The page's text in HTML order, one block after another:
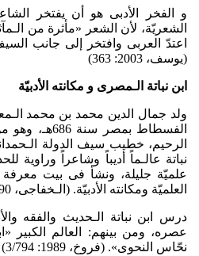
و الفخر الأدبی هو أن یفتخر
الشعریّة، لأن الشعر «مأثرة من
اعتدّ العربی وافتخر إلی جانب
(یوسف، 2003: 363)
ابن نباتة الـمصری و مکانته الأدبیّة
ولد جمال الدین محمد بن محمد
الفسطاط بمصر
الرحیم، خطیب سیف الدولة
نباتة عالـماً أدیباً وشاعراً وراویة
علمیّة جلیلة، ونشأ فی بیت
العلمیّة ومکانته الأدبیّة. (الـخفاجی، 1990: 115)
درس ابن نباتة الـحدیث والفقه
عصره، ومن بینهم: العالم الکبیر
نحّاس النحوی». (فروخ، 1989: 3/794)